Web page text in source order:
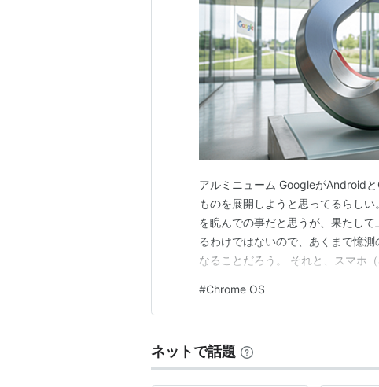
Ctrl + M：ファイルマネージャー
Ctrl + Tab：タブ切り替え
Ctrl + Alt + T：ターミナル
Ctrl + F5（Print Screen）：スクリ
Ctrl + Alt + /：キーボードショート
Chromium OS - The Chromium
Directory Listing of . (Chromium
紹介ムービー
アルミニューム GoogleがAndroid
ものを展開しようと思ってるらし
を睨んでの事だと思うが、果たし
るわけではないので、あくまで憶
なることだろう。 それと、スマホ
つで出来る様になるのがメリットな
#Chrome OS
ネットで話題